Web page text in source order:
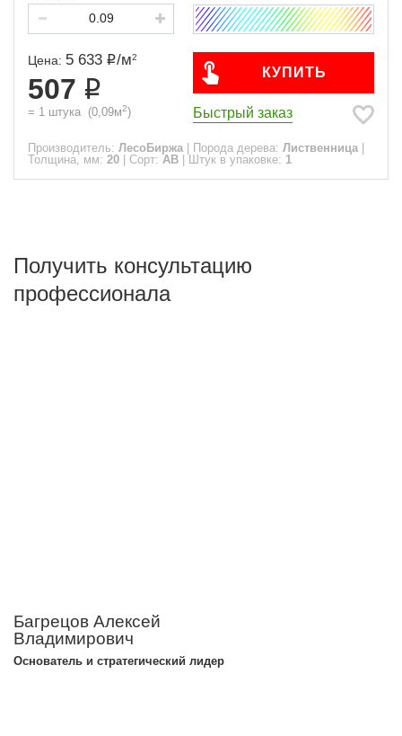
Цена: 5 633 /м2
507
= 1 штука (0,09м2)
КУПИТЬ
Быстрый заказ
Производитель: ЛесоБиржа Порода дерева: Лиственница
Толщина, мм: 20 Сорт: АВ Штук в упаковке: 1
Получить консультацию
профессионала
Багрецов Алексей
Владимирович
Основатель и стратегический лидер